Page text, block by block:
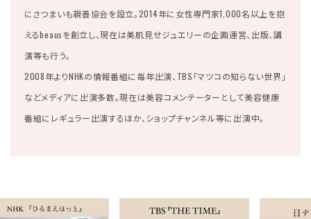
にさつまいも親善協会を設立。2014年に女性専門家1,000名以上を抱
えるbeausを創立し、現在は美肌見せジュエリーの企画運営、出版、講
演等も行う。
2008年よりNHKの情報番組に毎年出演、TBS「マツコの知らない世界」
などメディアに出演多数。現在は美容コメンテーターとして美容健康
番組にレギュラー出演するほか、ショップチャンネル等に出演中。